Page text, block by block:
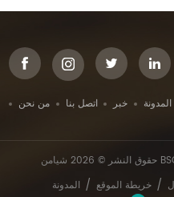
من نحن اتصل بنا خبر المدونة
المدونة / خريطة الموقع /